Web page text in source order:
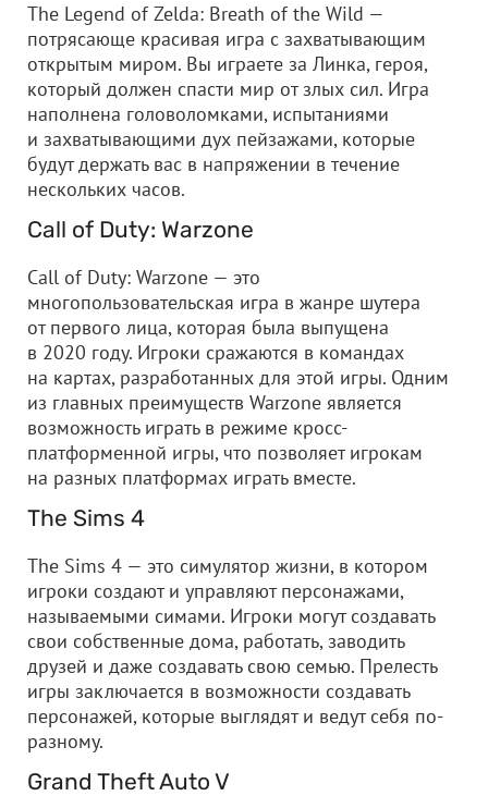
The Legend of Zelda: Breath of the Wild —
потрясающе красивая игра с захватывающим
открытым миром. Вы играете за Линка, героя,
который должен спасти мир от злых сил. Игра
наполнена головоломками, испытаниями
и захватывающими дух пейзажами, которые
будут держать вас в напряжении в течение
нескольких часов.
Call of Duty: Warzone
Call of Duty: Warzone — это
многопользовательская игра в жанре шутера
от первого лица, которая была выпущена
в 2020 году. Игроки сражаются в командах
на картах, разработанных для этой игры. Одним
из главных преимуществ Warzone является
возможность играть в режиме кросс-
платформенной игры, что позволяет игрокам
на разных платформах играть вместе.
The Sims 4
The Sims 4 — это симулятор жизни, в котором
игроки создают и управляют персонажами,
называемыми симами. Игроки могут создавать
свои собственные дома, работать, заводить
друзей и даже создавать свою семью. Прелесть
игры заключается в возможности создавать
персонажей, которые выглядят и ведут себя по-
разному.
Grand Theft Auto V